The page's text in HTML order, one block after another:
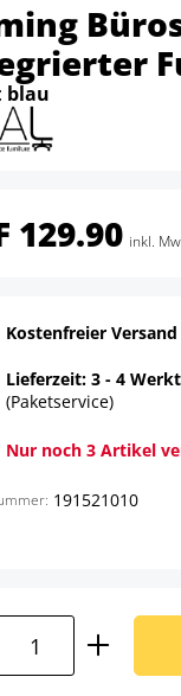
blau
129.90 inkl.
Kostenfreier
Lieferzeit: 3 - 4
(Paketservice)
Nur noch 3 Artikel
191521010
Anzahl: